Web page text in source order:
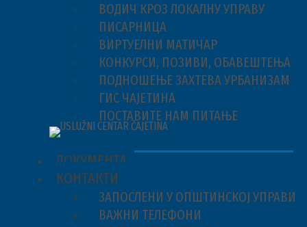
ВОДИЧ КРОЗ ЛОКАЛНУ УПРАВУ
ПИСАРНИЦА
ВИРТУЕЛНИ МАТИЧАР
КОНКУРСИ, ПОЗИВИ, ОБАВЕШТЕЊА
ПОДНОШЕЊЕ ЗАХТЕВА УРБАНИЗАМ
ГИС ЧАЈЕТИНА
ПОСТАВИТЕ НАМ ПИТАЊЕ
ДОКУМЕНТА
КОНТАКТИ
ЗАПОСЛЕНИ У ОПШТИНСКОЈ УПРАВИ
ВАЖНИ ТЕЛЕФОНИ